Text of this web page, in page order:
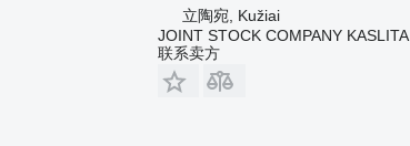
立陶宛, Kužiai
JOINT STOCK COMPANY KASLITA
联系卖方